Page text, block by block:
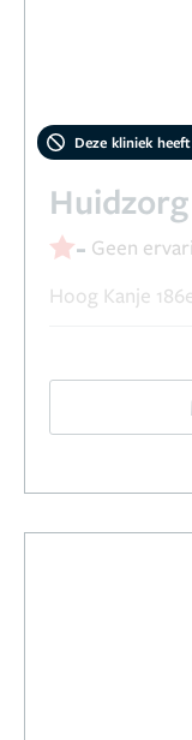
Deze kliniek
- Geen
Hoog Kanje